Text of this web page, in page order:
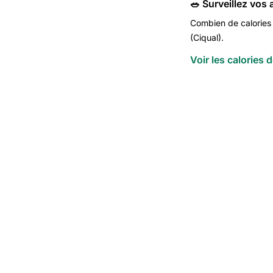
🥗 Surveillez vos
Combien de
(Ciqual).
Voir les calories